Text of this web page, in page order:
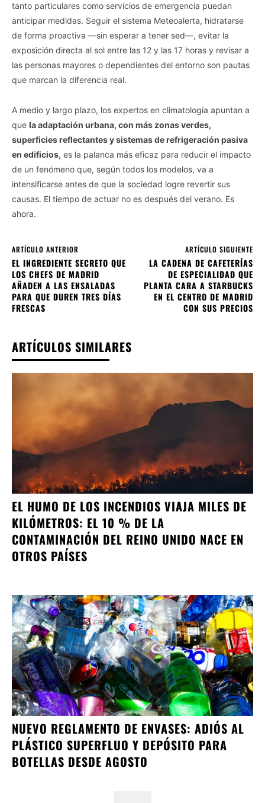
tanto particulares como servicios de emergencia puedan
anticipar medidas. Seguir el sistema Meteoalerta, hidratarse
de forma proactiva —sin esperar a tener sed—, evitar la
exposición directa al sol entre las 12 y las 17 horas y revisar a
las personas mayores o dependientes del entorno son pautas
que marcan la diferencia real.
A medio y largo plazo, los expertos en climatología apuntan a
que la adaptación urbana, con más zonas verdes,
superficies reflectantes y sistemas de refrigeración pasiva
en edificios, es la palanca más eficaz para reducir el impacto
de un fenómeno que, según todos los modelos, va a
intensificarse antes de que la sociedad logre revertir sus
causas. El tiempo de actuar no es después del verano. Es
ahora.
ARTÍCULO ANTERIOR
EL INGREDIENTE SECRETO QUE
LOS CHEFS DE MADRID
AÑADEN A LAS ENSALADAS
PARA QUE DUREN TRES DÍAS
FRESCAS
ARTÍCULO SIGUIENTE
LA CADENA DE CAFETERÍAS
DE ESPECIALIDAD QUE
PLANTA CARA A STARBUCKS
EN EL CENTRO DE MADRID
CON SUS PRECIOS
ARTÍCULOS SIMILARES
EL HUMO DE LOS INCENDIOS VIAJA MILES DE
KILÓMETROS: EL 10 % DE LA
CONTAMINACIÓN DEL REINO UNIDO NACE EN
OTROS PAÍSES
NUEVO REGLAMENTO DE ENVASES: ADIÓS AL
PLÁSTICO SUPERFLUO Y DEPÓSITO PARA
BOTELLAS DESDE AGOSTO